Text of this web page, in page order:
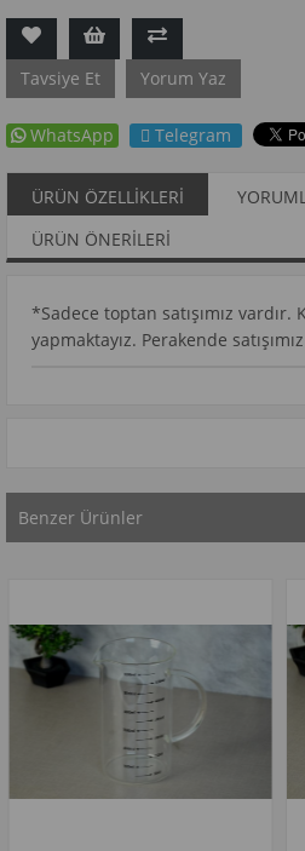
Tavsiye Et Yorum Yaz
WhatsApp Telegram
ÜRÜN ÖZELLIKLERI
ÜRÜN ÖNERILERI
*Sadece toptan satışımız vardır.
yapmaktayız. Perakende
Benzer Ürünler